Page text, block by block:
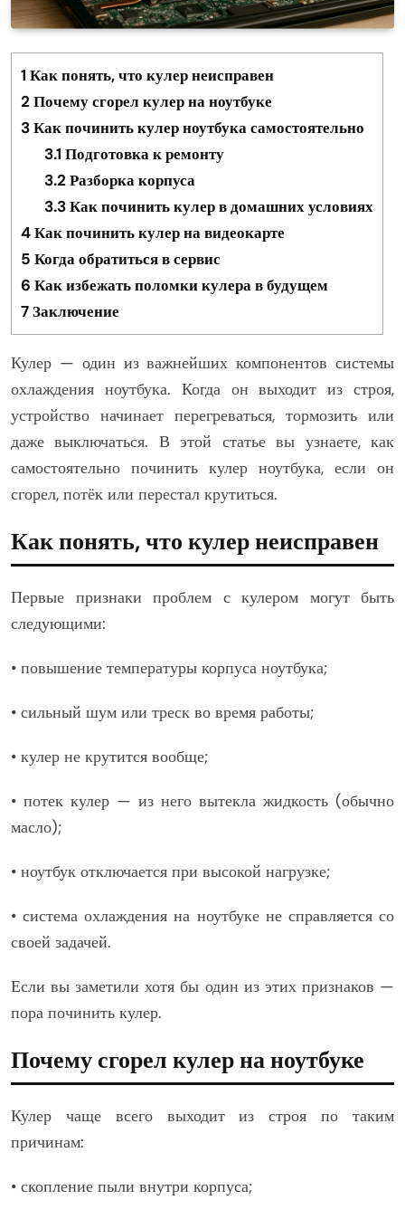
1 Как понять, что кулер неисправен
2Почему сгорел кулер на ноутбуке
3Как починить кулер ноутбука самостоятельно
3.1 Подготовка к ремонту
3.2Разборка корпуса
3.3Как починить кулер в домашних условиях
4Как починить кулер на видеокарте
5 Когда обратиться в сервис
6 Как избежать поломки кулера в будущем
7Заключение
Кулер — один из важнейших компонентов системы
охлаждения ноутбука. Когда он выходит из строя,
устройство начинает перегреваться, тормозить или
даже выключаться. В этой статье вы узнаете, как
самостоятельно починить кулер ноутбука, если он
сгорел, потёк или перестал крутиться.
Как понять, что кулер неисправен
Первые признаки проблем с кулером могут быть
следующими:
• повышение температуры корпуса ноутбука;
• сильный шум или треск во время работы;
• кулер не крутится вообще;
• потек кулер — из него вытекла жидкость (обычно
масло);
• ноутбук отключается при высокой нагрузке;
• система охлаждения на ноутбуке не справляется со
своей задачей.
Если вы заметили хотя бы один из этих признаков —
пора починить кулер.
Почему сгорел кулер на ноутбуке
Кулер чаще всего выходит из строя по таким
причинам:
• скопление пыли внутри корпуса;